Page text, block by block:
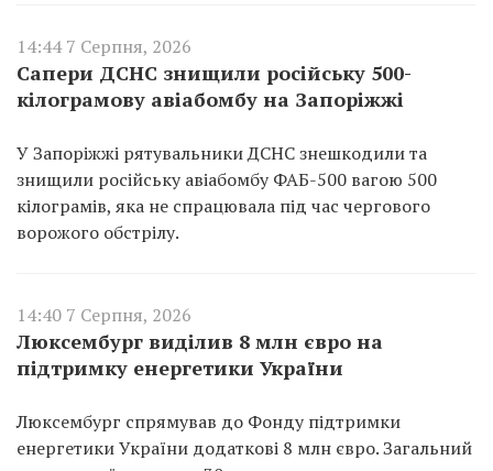
14:44 7 Серпня, 2026
Сапери ДСНС знищили російську 500-
кілограмову авіабомбу на Запоріжжі
У Запоріжжі рятувальники ДСНС знешкодили та
знищили російську авіабомбу ФАБ-500 вагою 500
кілограмів, яка не спрацювала під час чергового
ворожого обстрілу.
14:40 7 Серпня, 2026
Люксембург виділив 8 млн євро на
підтримку енергетики України
Люксембург спрямував до Фонду підтримки
енергетики України додаткові 8 млн євро. Загальний